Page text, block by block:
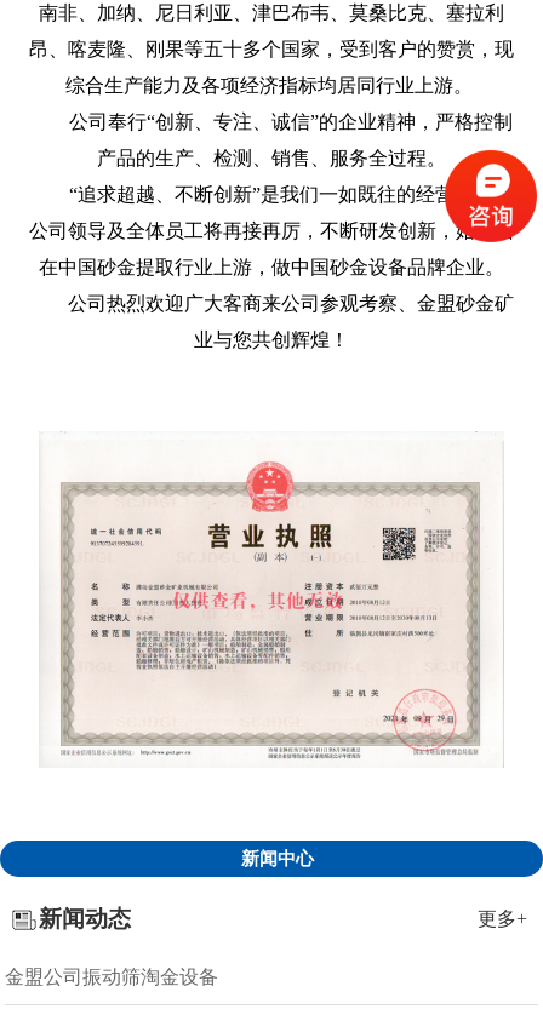
南非、加纳、尼日利亚、津巴布韦、莫桑比克、塞拉利
昂、喀麦隆、刚果等五十多个国家，受到客户的赞赏，现
综合生产能力及各项经济指标均居同行业上游。
公司奉行“创新、专注、诚信”的企业精神，严格控制
产品的生产、检测、销售、服务全过程。
“追求超越、不断创新”是我们一如既往的经营理念，
公司领导及全体员工将再接再厉，不断研发创新，始终站
在中国砂金提取行业上游，做中国砂金设备品牌企业。
公司热烈欢迎广大客商来公司参观考察、金盟砂金矿
业与您共创辉煌！
新闻中心
新闻动态 更多+
金盟公司振动筛淘金设备